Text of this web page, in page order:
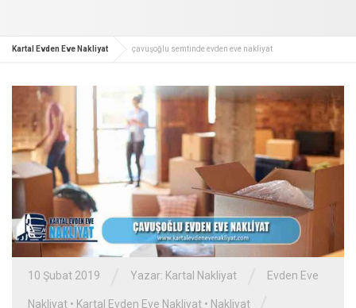
Kartal Evden Eve Nakliyat çavuşoğlu semtinde evden eve nakliyat
10 Şubat 2019 Yazar: Kartal Nakliyat Evden Eve
Nakliyat • Kartal Evden Eve Nakliyat • Nakliyat